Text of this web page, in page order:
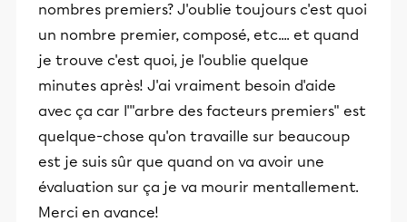
nombres premiers? J'oublie toujours c'est quoi
un nombre premier, composé, etc.... et quand
je trouve c'est quoi, je l'oublie quelque
minutes après! J'ai vraiment besoin d'aide
avec ça car l'"arbre des facteurs premiers" est
quelque-chose qu'on travaille sur beaucoup
est je suis sûr que quand on va avoir une
évaluation sur ça je va mourir mentallement.
Merci en avance!